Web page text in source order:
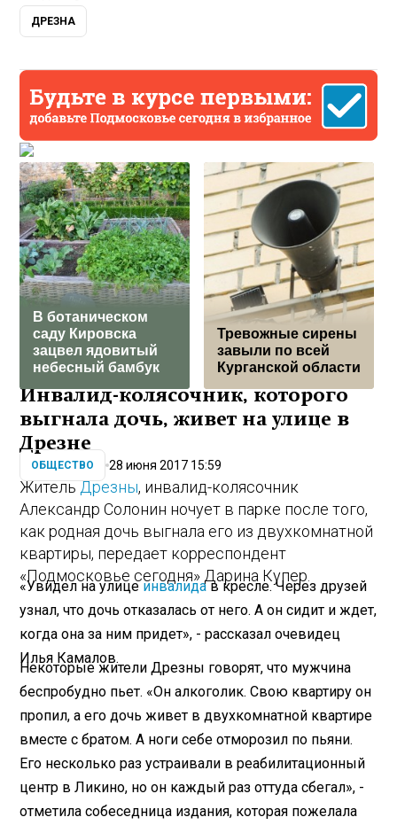
ДРЕЗНА
В ботаническом
саду Кировска
зацвел ядовитый
небесный бамбук
Тревожные сирены
завыли по всей
Курганской области
Инвалид-колясочник, которого
выгнала дочь, живет на улице в
Дрезне
ОБЩЕСТВО 28 июня 2017 15:59
ЖительДрезны, инвалид-колясочник
Александр Солонин ночует в парке после того,
как родная дочь выгнала его из двухкомнатной
квартиры, передает корреспондент
«Подмосковье сегодня» Дарина Купер.
«Увидел на улицеинвалидав кресле. Через друзей
узнал, что дочь отказалась от него. А он сидит и ждет,
когда она за ним придет», - рассказал очевидец
Илья Камалов.
Некоторые жители Дрезны говорят, что мужчина
беспробудно пьет. «Он алкоголик. Свою квартиру он
пропил, а его дочь живет в двухкомнатной квартире
вместе с братом. А ноги себе отморозил по пьяни.
Его несколько раз устраивали в реабилитационный
центр в Ликино, но он каждый раз оттуда сбегал», -
отметила собеседница издания, которая пожелала